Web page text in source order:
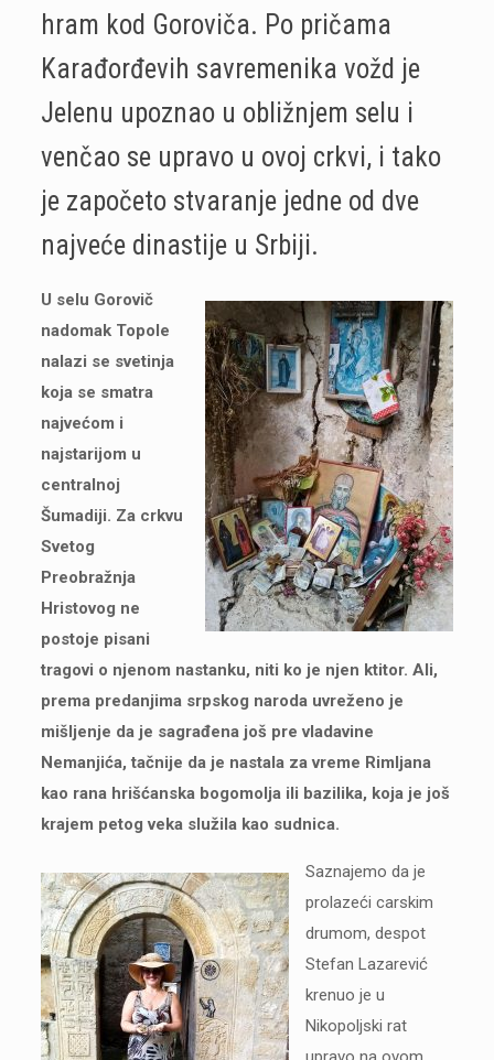
hram kod Goroviča. Po pričama
Karađorđevih savremenika vožd je
Jelenu upoznao u obližnjem selu i
venčao se upravo u ovoj crkvi, i tako
je započeto stvaranje jedne od dve
najveće dinastije u Srbiji.
U selu Gorovič
nadomak Topole
nalazi se svetinja
koja se smatra
najvećom i
najstarijom u
centralnoj
Šumadiji. Za crkvu
Svetog
Preobražnja
Hristovog ne
postoje pisani
tragovi o njenom nastanku, niti ko je njen ktitor. Ali,
prema predanjima srpskog naroda uvreženo je
mišljenje da je sagrađena još pre vladavine
Nemanjića, tačnije da je nastala za vreme Rimljana
kao rana hrišćanska bogomolja ili bazilika, koja je još
krajem petog veka služila kao sudnica.
Saznajemo da je
prolazeći carskim
drumom, despot
Stefan Lazarević
krenuo je u
Nikopoljski rat